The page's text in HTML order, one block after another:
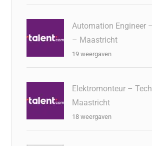
Automation Engineer
– Maastricht
19 weergaven
Elektromonteur –
Maastricht
18 weergaven